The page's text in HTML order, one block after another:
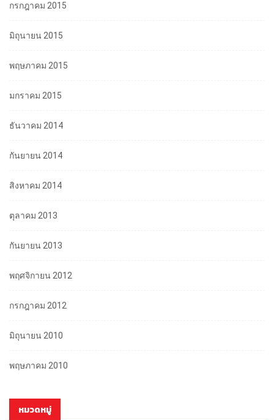
กรกฎาคม 2015
มิถุนายน 2015
พฤษภาคม 2015
มกราคม 2015
ธันวาคม 2014
กันยายน 2014
สิงหาคม 2014
ตุลาคม 2013
กันยายน 2013
พฤศจิกายน 2012
กรกฎาคม 2012
มิถุนายน 2010
พฤษภาคม 2010
หมวดหมู่